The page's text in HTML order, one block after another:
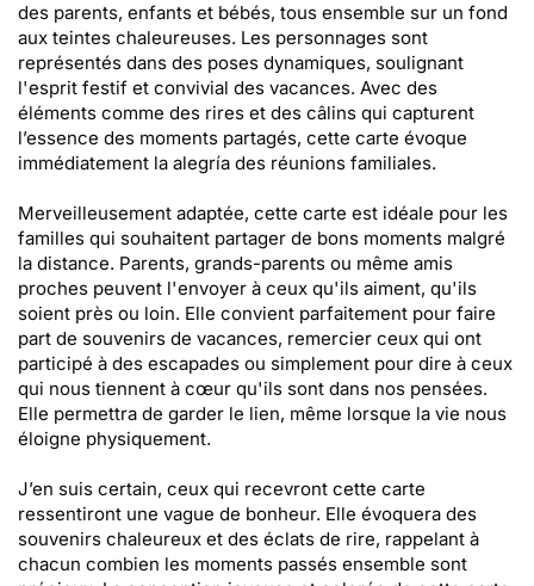
des parents, enfants et bébés, tous ensemble sur un fond
aux teintes chaleureuses. Les personnages sont
représentés dans des poses dynamiques, soulignant
l'esprit festif et convivial des vacances. Avec des
éléments comme des rires et des câlins qui capturent
l’essence des moments partagés, cette carte évoque
immédiatement la alegría des réunions familiales.
Merveilleusement adaptée, cette carte est idéale pour les
familles qui souhaitent partager de bons moments malgré
la distance. Parents, grands-parents ou même amis
proches peuvent l'envoyer à ceux qu'ils aiment, qu'ils
soient près ou loin. Elle convient parfaitement pour faire
part de souvenirs de vacances, remercier ceux qui ont
participé à des escapades ou simplement pour dire à ceux
qui nous tiennent à cœur qu'ils sont dans nos pensées.
Elle permettra de garder le lien, même lorsque la vie nous
éloigne physiquement.
J’en suis certain, ceux qui recevront cette carte
ressentiront une vague de bonheur. Elle évoquera des
souvenirs chaleureux et des éclats de rire, rappelant à
chacun combien les moments passés ensemble sont